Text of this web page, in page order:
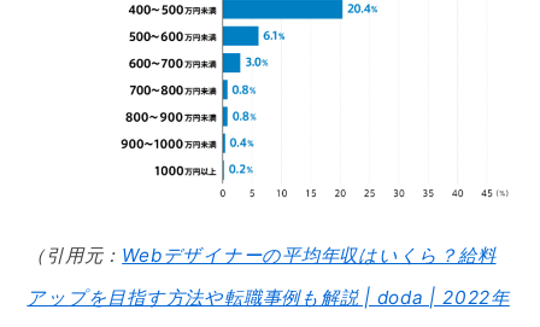
（引用元： Webデザイナーの平均年収はいくら？給料
アップを目指す方法や転職事例も解説 | doda | 2022年